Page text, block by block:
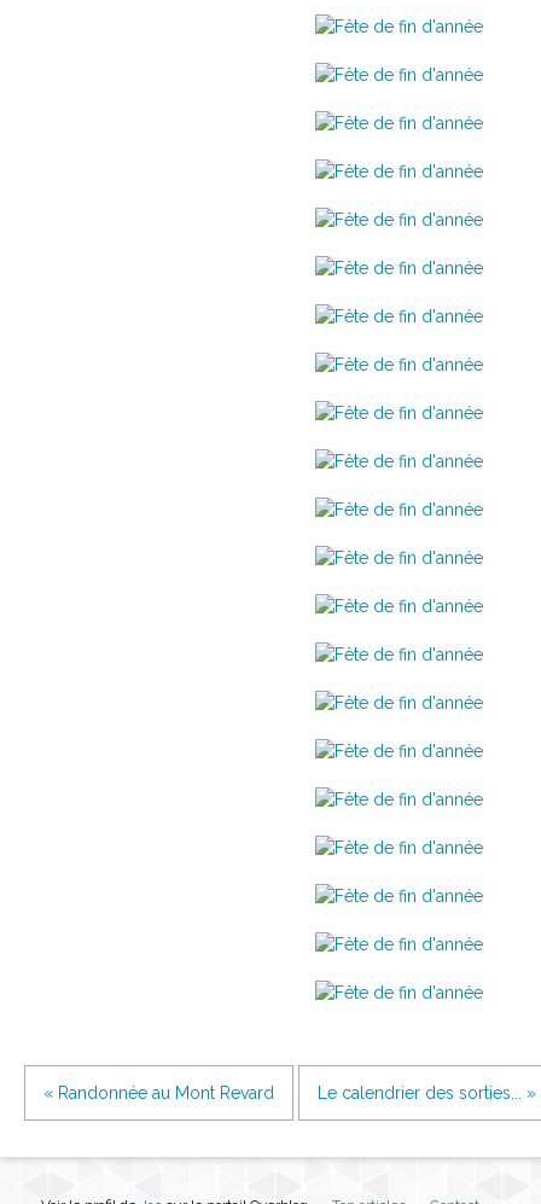
« Randonnée au Mont Revard Le calendrier des sorties... »